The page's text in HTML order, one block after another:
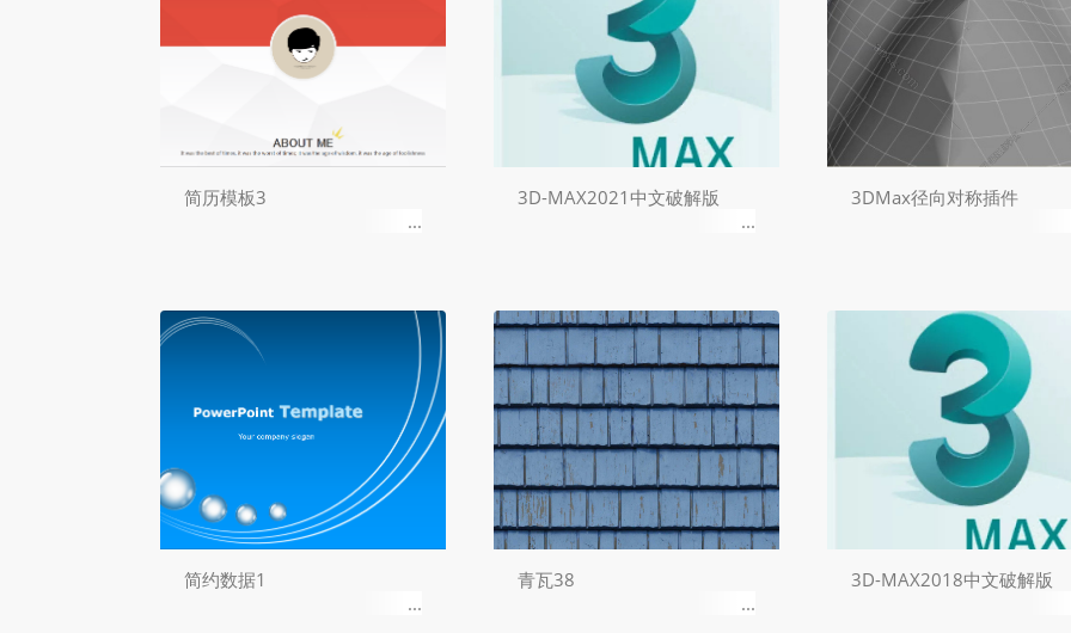
简历模板3 3D-MAX2021中文破解版 3DMax径向对称插件
简约数据1 青瓦38 3D-MAX2018中文破解版